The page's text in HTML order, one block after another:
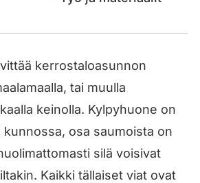
kerrostaloasunnon
tai muulla
keinolla. Kylpyhuone on
kunnossa, osa saumoista on
silä voisivat
Kaikki tällaiset viat ovat